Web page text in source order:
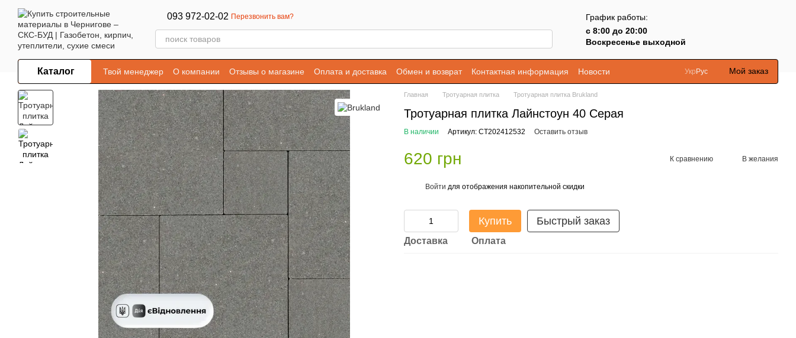
Перейти к основному контенту
093 972-02-02 Перезвонить вам?
График работы:
с 8:00 до 20:00
Воскресенье выходной
Каталог Твой менеджер О компании Отзывы о магазине Оплата и доставка Обмен и возврат Контактная информация Новости Укр Рус Мой заказ
Главная Тротуарная плитка Тротуарная плитка Brukland
Тротуарная плитка Лайнстоун 40 Серая
В наличии Артикул: СТ202412532 Оставить отзыв
620 грн К сравнению В желания
Войти для отображения накопительной скидки
Купить Быстрый заказ
Доставка Оплата